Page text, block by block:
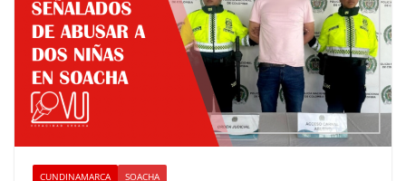
CUNDINAMARCA SOACHA